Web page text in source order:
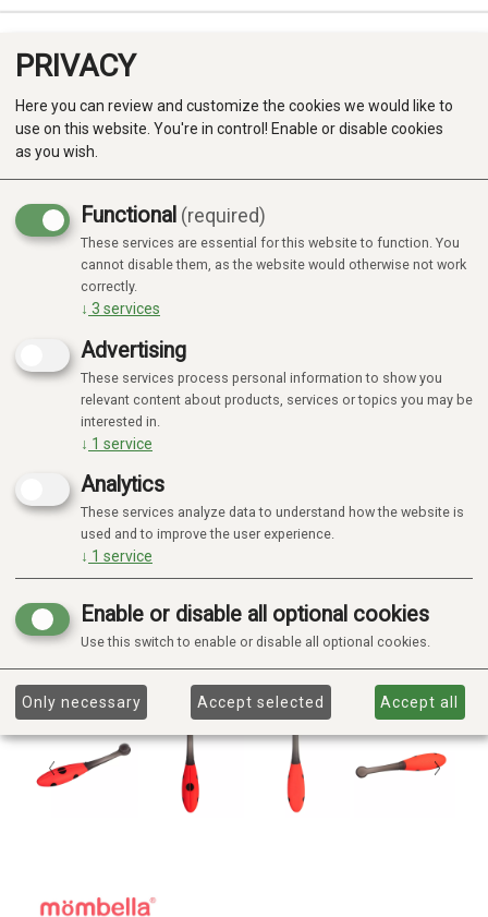
Produkter
Kategorier
PRIVACY
Here you can review and customize the cookies we would like to
use on this website. You're in control! Enable or disable cookies
as you wish.
Functional (required)
These services are essential for this website to function. You
cannot disable them, as the website would otherwise not work
correctly.
↓ 3 services
Advertising
These services process personal information to show you
relevant content about products, services or topics you may be
interested in.
↓ 1 service
Analytics
These services analyze data to understand how the website is
used and to improve the user experience.
↓ 1 service
Enable or disable all optional cookies
Use this switch to enable or disable all optional cookies.
Only necessary Accept selected Accept all